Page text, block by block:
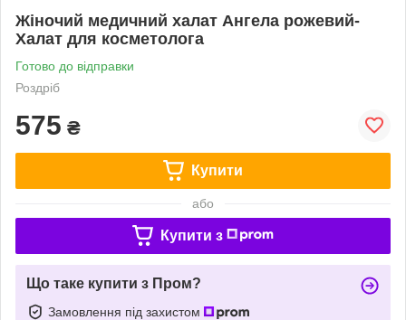
Жіночий медичний халат Ангела рожевий-
Халат для косметолога
Готово до відправки
Роздріб
575 ₴
Купити
або
Купити з
Що таке купити з Пром?
Замовлення під захистом